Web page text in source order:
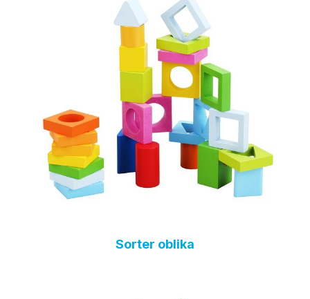
Sorter oblika